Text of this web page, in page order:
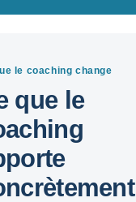
le coaching change
que le